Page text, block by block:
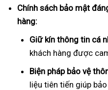
Chính sách bảo mật
hàng:
Giữ kín thông tin cá
khách hàng được
Biện pháp bảo vệ
liệu tiên tiến giúp